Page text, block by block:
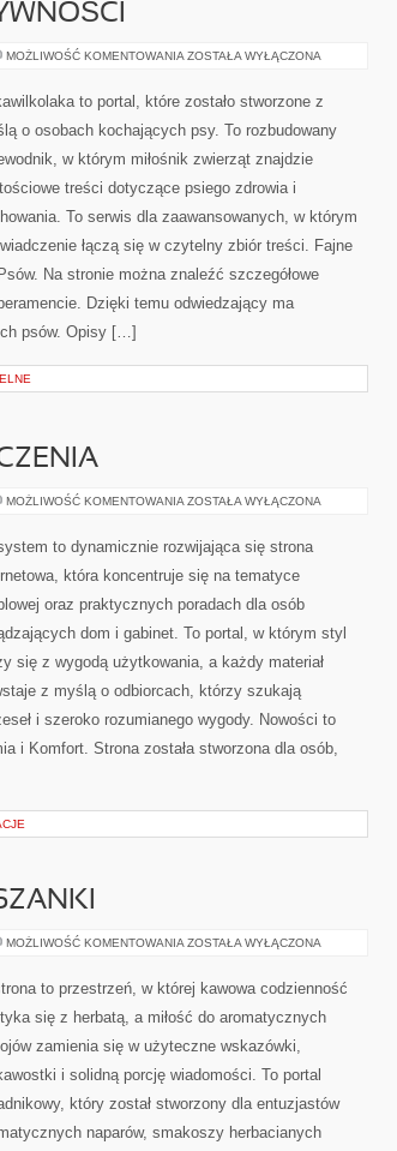
MOŻLIWOŚĆ KOMENTOWANIA PSIE
AKTYWNOŚCI
ZOSTAŁA WYŁĄCZONA
to portal, które zostało stworzone z
o osobach kochających psy. To rozbudowany
w którym miłośnik zwierząt znajdzie
treści dotyczące psiego zdrowia i
To serwis dla zaawansowanych, w którym
łączą się w czytelny zbiór treści. Fajne
Na stronie można znaleźć szczegółowe
Dzięki temu odwiedzający ma
psów. Opisy […]
MOŻLIWOŚĆ KOMENTOWANIA MATERIAŁY
ZOSTAŁA WYŁĄCZONA
to dynamicznie rozwijająca się strona
która koncentruje się na tematyce
oraz praktycznych poradach dla osób
dom i gabinet. To portal, w którym styl
się z wygodą użytkowania, a każdy materiał
z myślą o odbiorcach, którzy szukają
i szeroko rozumianego wygody. Nowości to
i Komfort. Strona została stworzona dla osób,
MOŻLIWOŚĆ KOMENTOWANIA RECENZJE
MIESZANKI
ZOSTAŁA WYŁĄCZONA
to przestrzeń, w której kawowa codzienność
się z herbatą, a miłość do aromatycznych
zamienia się w użyteczne wskazówki,
i solidną porcję wiadomości. To portal
który został stworzony dla entuzjastów
naparów, smakoszy herbacianych